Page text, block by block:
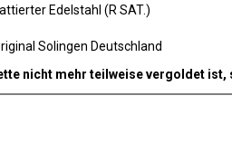
Edelstahl (R SAT.)
Solingen Deutschland
nicht mehr teilweise vergoldet